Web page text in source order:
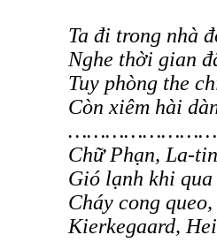
Ta đi trong nhà
Nghe thời gian
Tuy phòng the
Còn xiêm hài
Chữ Phạn, La-
Gió lạnh khi
Cháy cong
Kierkegaard,